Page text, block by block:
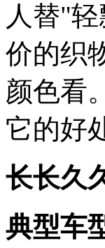
人替"
价的织
颜色看
它的好
长长久
典型车